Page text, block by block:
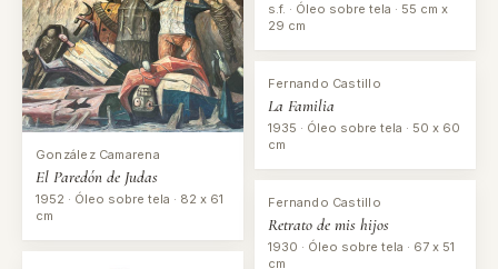
González Camarena
El Paredón de Judas
1952 · Óleo sobre tela · 82 x 61
cm
s.f. · Óleo sobre tela · 55 cm x
29 cm
Fernando Castillo
La Familia
1935 · Óleo sobre tela · 50 x 60
cm
Fernando Castillo
Retrato de mis hijos
1930 · Óleo sobre tela · 67 x 51
cm